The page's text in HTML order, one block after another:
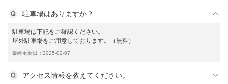
駐車場はありますか？
駐車場は下記をご確認ください。
屋外駐車場をご用意しております。（無料）
最終更新日：2025-02-07
アクセス情報を教えてください。